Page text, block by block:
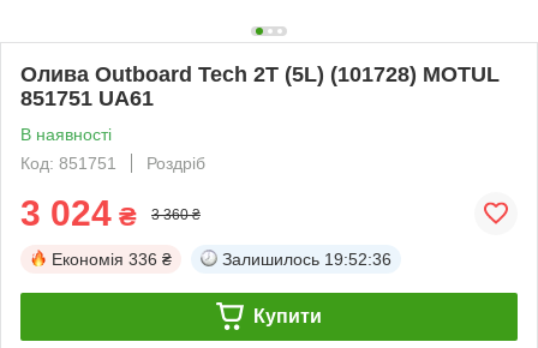
Олива Outboard Tech 2T (5L) (101728) MOTUL
851751 UA61
В наявності
Код: 851751
Роздріб
3 024 ₴ 3 360 ₴
Економія 336 ₴ Залишилось 19:52:36
Купити